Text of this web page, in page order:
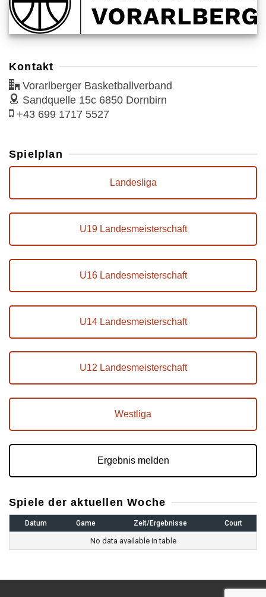
Kontakt
Vorarlberger Basketballverband
Sandquelle 15c 6850 Dornbirn
+43 699 1717 5527
Spielplan
Landesliga
U19 Landesmeisterschaft
U16 Landesmeisterschaft
U14 Landesmeisterschaft
U12 Landesmeisterschaft
Westliga
Ergebnis melden
Spiele der aktuellen Woche
Datum Game Zeit/Ergebnisse Court
No data available in table